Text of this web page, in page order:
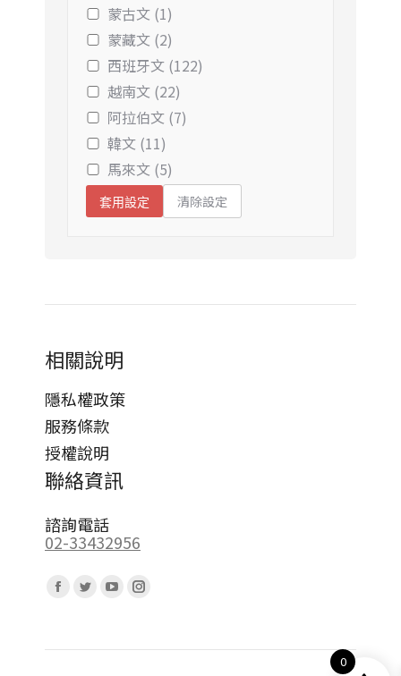
蒙古文 (1)
蒙藏文 (2)
西班牙文 (122)
越南文 (22)
阿拉伯文 (7)
韓文 (11)
馬來文 (5)
套用設定 清除設定
相關說明
隱私權政策
服務條款
授權說明
聯絡資訊
諮詢電話
02-33432956
Facebook
opens
Twitter
opens
YouTube
opens
Instagram
opens
0